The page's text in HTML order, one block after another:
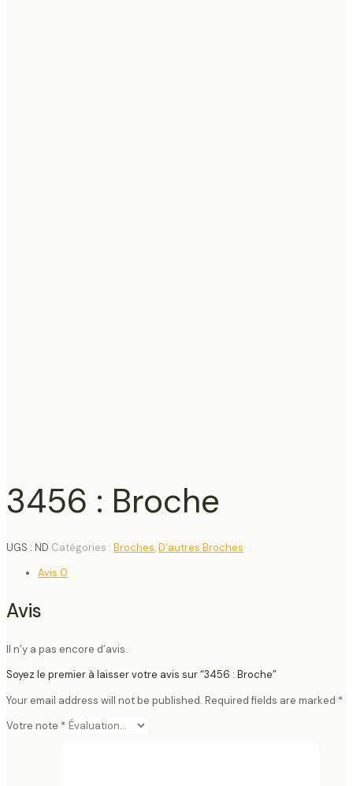
3456 : Broche
UGS : ND Catégories : Broches,D'autres Broches
Avis 0
Avis
Il n’y a pas encore d’avis.
Soyez le premier à laisser votre avis sur “3456 : Broche”
Your email address will not be published. Required fields are marked *
Votre note *